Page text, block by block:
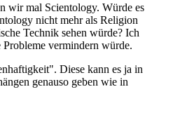
wir mal Scientology. Würde es
nicht mehr als Religion
Technik sehen würde? Ich
Probleme vermindern würde.
Diese kann es ja in
genauso geben wie in